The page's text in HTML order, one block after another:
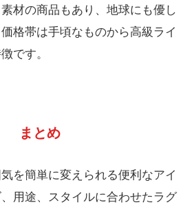
材の商品もあり、地球にも優し
格帯は手頃なものから高級ライ
です。
まとめ
を簡単に変えられる便利なアイ
用途、スタイルに合わせたラグ